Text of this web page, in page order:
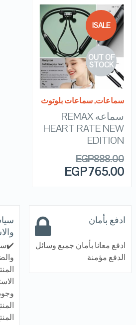
SALE!
OUT OF
STOCK
QUICK LOOK
VIEW DETAILS
READ MORE
سماعات,سماعات بلوتوث
سماعه REMAX
HEART RATE NEW
EDITION
EGP888.00
EGP765.00
ادفع بأمان
ادفع معانا بأمان جميع وسائل
الدفع مؤمنة